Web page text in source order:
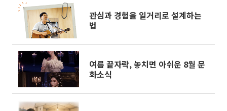
관심과 경험을 일거리로 설계하는
법
여름 끝자락, 놓치면 아쉬운 8월 문
화소식